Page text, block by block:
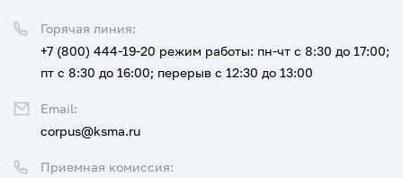
Приемная комиссия:
Горячая линия:
+7 (800) 444-19-20 режим работы: пн-чт с 8:30 до 17:00;
пт с 8:30 до 16:00; перерыв с 12:30 до 13:00
Email:
corpus@ksma.ru